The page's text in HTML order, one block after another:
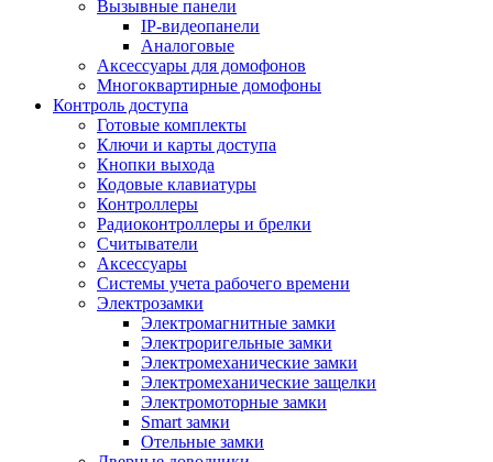
Вызывные панели
IP-видеопанели
Аналоговые
Аксессуары для домофонов
Многоквартирные домофоны
Контроль доступа
Готовые комплекты
Ключи и карты доступа
Кнопки выхода
Кодовые клавиатуры
Контроллеры
Радиоконтроллеры и брелки
Считыватели
Аксессуары
Системы учета рабочего времени
Электрозамки
Электромагнитные замки
Электроригельные замки
Электромеханические замки
Электромеханические защелки
Электромоторные замки
Smart замки
Отельные замки